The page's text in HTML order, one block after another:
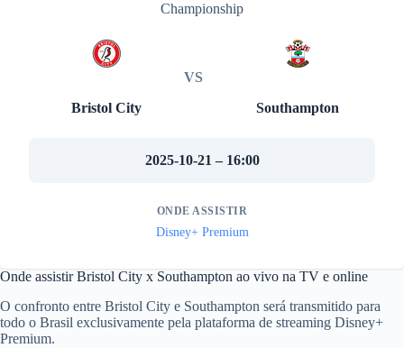
Championship
Bristol City
VS
Southampton
2025-10-21 – 16:00
ONDE ASSISTIR
Disney+ Premium
Onde assistir Bristol City x Southampton ao vivo na TV e online
O confronto entre Bristol City e Southampton será transmitido para
todo o Brasil exclusivamente pela plataforma de streaming Disney+
Premium.